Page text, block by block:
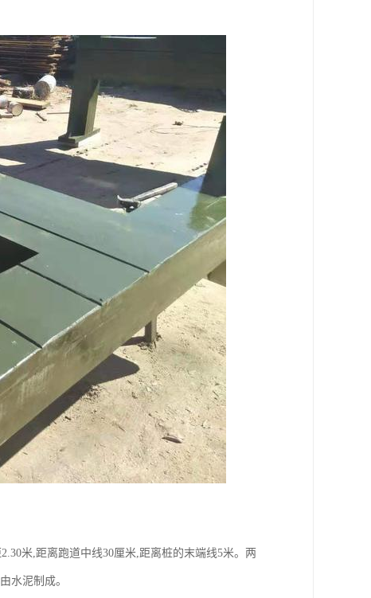
米,距离跑道中线30厘米,距离桩的末端线5米。两
水泥制成。